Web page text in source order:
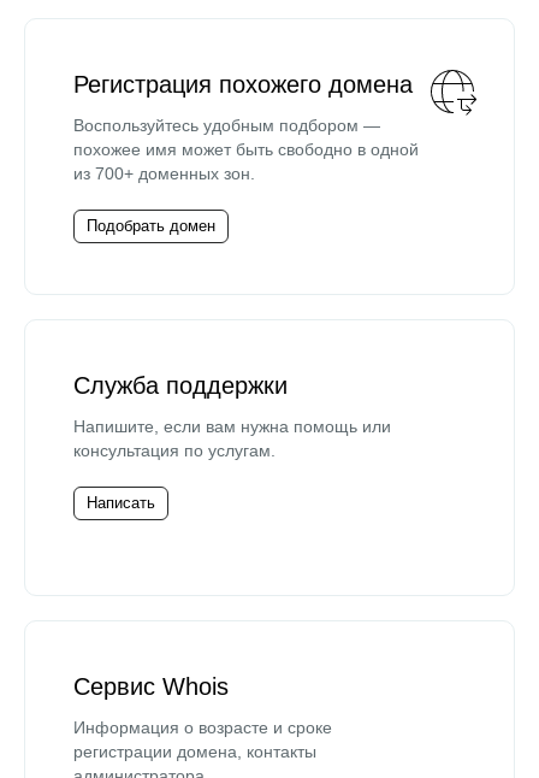
Регистрация похожего домена
Воспользуйтесь удобным подбором —
похожее имя может быть свободно в одной
из 700+ доменных зон.
Подобрать домен
Служба поддержки
Напишите, если вам нужна помощь или
консультация по услугам.
Написать
Сервис Whois
Информация о возрасте и сроке
регистрации домена, контакты